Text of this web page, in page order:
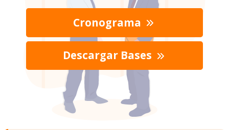
Cronograma
Descargar Bases